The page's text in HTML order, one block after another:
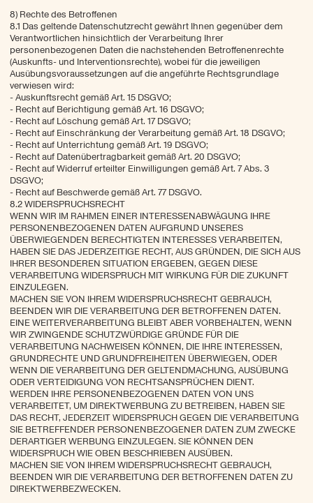
8) Rechte des Betroffenen
8.1 Das geltende Datenschutzrecht gewährt Ihnen gegenüber dem
Verantwortlichen hinsichtlich der Verarbeitung Ihrer
personenbezogenen Daten die nachstehenden Betroffenenrechte
(Auskunfts- und Interventionsrechte), wobei für die jeweiligen
Ausübungsvoraussetzungen auf die angeführte Rechtsgrundlage
verwiesen wird:
- Auskunftsrecht gemäß Art. 15 DSGVO;
- Recht auf Berichtigung gemäß Art. 16 DSGVO;
- Recht auf Löschung gemäß Art. 17 DSGVO;
- Recht auf Einschränkung der Verarbeitung gemäß Art. 18 DSGVO;
- Recht auf Unterrichtung gemäß Art. 19 DSGVO;
- Recht auf Datenübertragbarkeit gemäß Art. 20 DSGVO;
- Recht auf Widerruf erteilter Einwilligungen gemäß Art. 7 Abs. 3
DSGVO;
- Recht auf Beschwerde gemäß Art. 77 DSGVO.
8.2 WIDERSPRUCHSRECHT
WENN WIR IM RAHMEN EINER INTERESSENABWÄGUNG IHRE
PERSONENBEZOGENEN DATEN AUFGRUND UNSERES
ÜBERWIEGENDEN BERECHTIGTEN INTERESSES VERARBEITEN,
HABEN SIE DAS JEDERZEITIGE RECHT, AUS GRÜNDEN, DIE SICH AUS
IHRER BESONDEREN SITUATION ERGEBEN, GEGEN DIESE
VERARBEITUNG WIDERSPRUCH MIT WIRKUNG FÜR DIE ZUKUNFT
EINZULEGEN.
MACHEN SIE VON IHREM WIDERSPRUCHSRECHT GEBRAUCH,
BEENDEN WIR DIE VERARBEITUNG DER BETROFFENEN DATEN.
EINE WEITERVERARBEITUNG BLEIBT ABER VORBEHALTEN, WENN
WIR ZWINGENDE SCHUTZWÜRDIGE GRÜNDE FÜR DIE
VERARBEITUNG NACHWEISEN KÖNNEN, DIE IHRE INTERESSEN,
GRUNDRECHTE UND GRUNDFREIHEITEN ÜBERWIEGEN, ODER
WENN DIE VERARBEITUNG DER GELTENDMACHUNG, AUSÜBUNG
ODER VERTEIDIGUNG VON RECHTSANSPRÜCHEN DIENT.
WERDEN IHRE PERSONENBEZOGENEN DATEN VON UNS
VERARBEITET, UM DIREKTWERBUNG ZU BETREIBEN, HABEN SIE
DAS RECHT, JEDERZEIT WIDERSPRUCH GEGEN DIE VERARBEITUNG
SIE BETREFFENDER PERSONENBEZOGENER DATEN ZUM ZWECKE
DERARTIGER WERBUNG EINZULEGEN. SIE KÖNNEN DEN
WIDERSPRUCH WIE OBEN BESCHRIEBEN AUSÜBEN.
MACHEN SIE VON IHREM WIDERSPRUCHSRECHT GEBRAUCH,
BEENDEN WIR DIE VERARBEITUNG DER BETROFFENEN DATEN ZU
DIREKTWERBEZWECKEN.